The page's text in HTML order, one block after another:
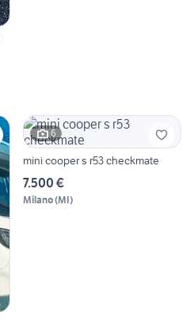
6
mini cooper s r53 checkmate
7.500 €
Milano(MI)